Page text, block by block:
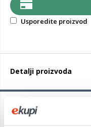
Usporedite proizvod
Detalji proizvoda
Michelin Pilot Sport 4